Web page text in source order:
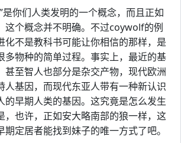
是你们人类发明的一个概念，而且正如
这个概念并不明确。不过coywolf的例
化不是教科书可能让你相信的那样，是
多物种的简单过程。事实上，最近的基
甚至智人也部分是杂交产物，现代欧洲
人基因，而现代东亚人带有一种新认识
的早期人类的基因。这究竟是怎么发生
，也许，正如安大略南部的狼一样，这
定居者能找到妹子的唯一方式了吧。